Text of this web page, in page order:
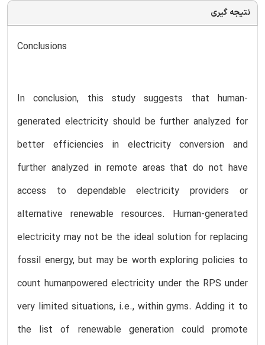
نتیجه گیری
Conclusions
In conclusion, this study suggests that human-
generated electricity should be further analyzed for
better efficiencies in electricity conversion and
further analyzed in remote areas that do not have
access to dependable electricity providers or
alternative renewable resources. Human-generated
electricity may not be the ideal solution for replacing
fossil energy, but may be worth exploring policies to
count humanpowered electricity under the RPS under
very limited situations, i.e., within gyms. Adding it to
the list of renewable generation could promote